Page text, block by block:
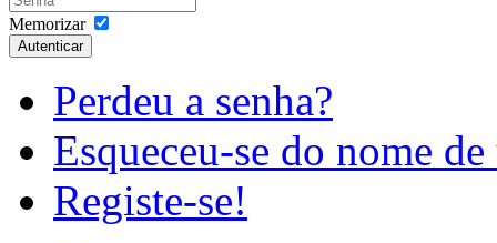
Memorizar
Autenticar
Perdeu a senha?
Esqueceu-se do nome
Registe-se!